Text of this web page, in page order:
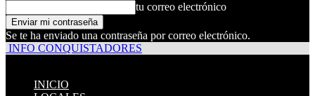
tu correo electrónico
Se te ha enviado una contraseña por correo electrónico.
INFO CONQUISTADORES
INICIO